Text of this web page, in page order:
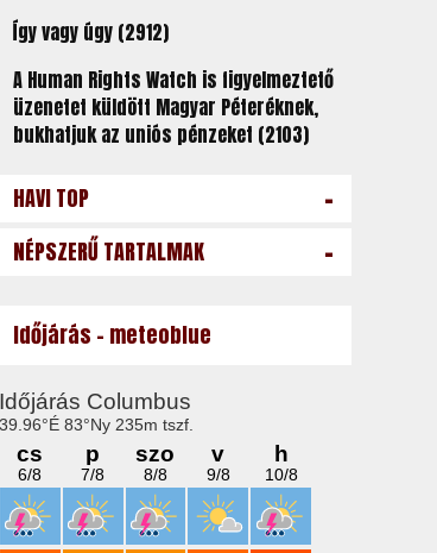
Így vagy úgy (2912)
A Human Rights Watch is figyelmeztető
üzenetet küldött Magyar Péteréknek,
bukhatjuk az uniós pénzeket (2103)
HAVI TOP -
NÉPSZERŰ TARTALMAK -
Időjárás - meteoblue